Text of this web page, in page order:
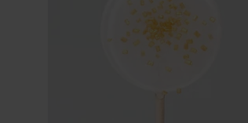
Plastic buisjes met schroefdop | goud